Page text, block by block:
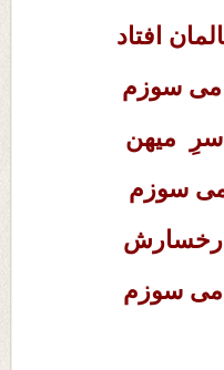
افتاد
می سوزم
میهن
می سوزم
رخسارش
می سوزم